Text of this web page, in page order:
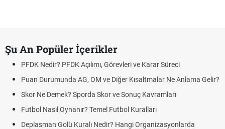
Şu An Popüler İçerikler
PFDK Nedir? PFDK Açılımı, Görevleri ve Karar Süreci
Puan Durumunda AG, OM ve Diğer Kısaltmalar Ne Anlama Gelir?
Skor Ne Demek? Sporda Skor ve Sonuç Kavramları
Futbol Nasıl Oynanır? Temel Futbol Kuralları
Deplasman Golü Kuralı Nedir? Hangi Organizasyonlarda